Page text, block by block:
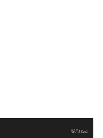
©Ansa